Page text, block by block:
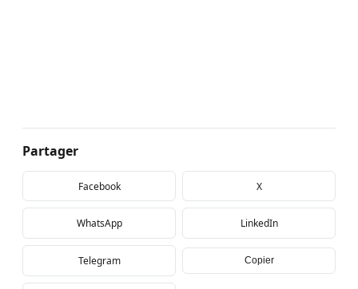
Partager
Facebook X
WhatsApp LinkedIn
Telegram Copier